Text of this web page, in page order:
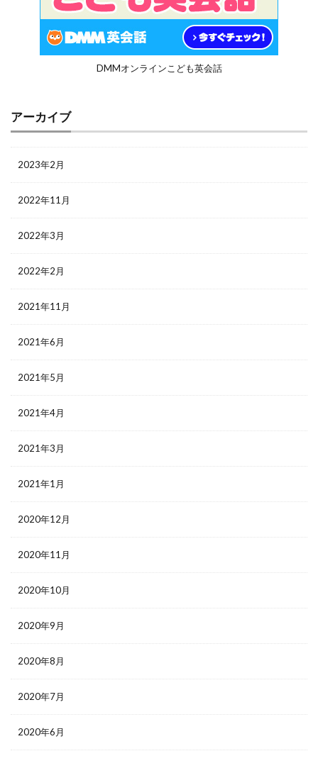
DMMオンラインこども英会話
アーカイブ
2023年2月
2022年11月
2022年3月
2022年2月
2021年11月
2021年6月
2021年5月
2021年4月
2021年3月
2021年1月
2020年12月
2020年11月
2020年10月
2020年9月
2020年8月
2020年7月
2020年6月